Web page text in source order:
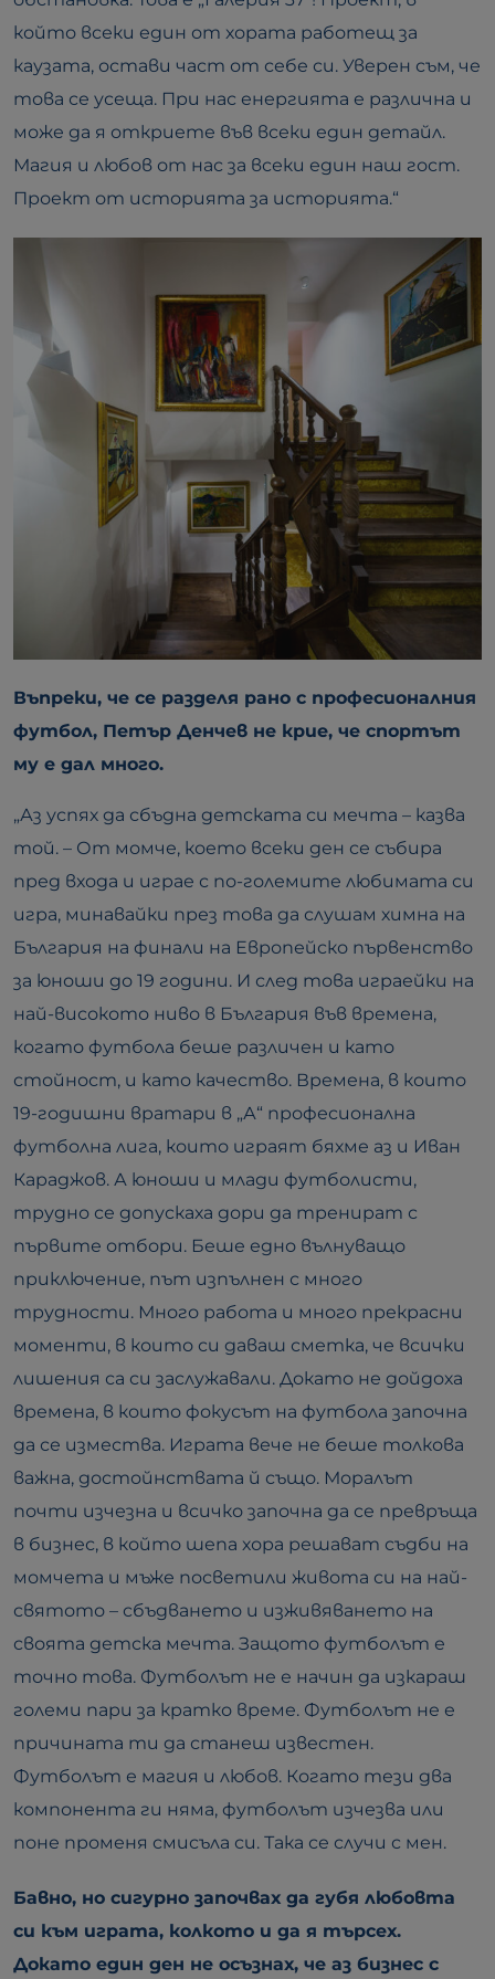
който всеки един от хората работещ за
каузата, остави част от себе си. Уверен съм, че
това се усеща. При нас енергията е различна и
може да я откриете във всеки един детайл.
Магия и любов от нас за всеки един наш гост.
Проект от историята за историята.“
Въпреки, че се разделя рано с професионалния
футбол, Петър Денчев не крие, че спортът
му е дал много.
„Аз успях да сбъдна детската си мечта – казва
той. – От момче, което всеки ден се събира
пред входа и играе с по-големите любимата си
игра, минавайки през това да слушам химна на
България на финали на Европейско първенство
за юноши до 19 години. И след това играейки на
най-високото ниво в България във времена,
когато футбола беше различен и като
стойност, и като качество. Времена, в които
19-годишни вратари в „А“ професионална
футболна лига, които играят бяхме аз и Иван
Караджов. А юноши и млади футболисти,
трудно се допускаха дори да тренират с
първите отбори. Беше едно вълнуващо
приключение, път изпълнен с много
трудности. Много работа и много прекрасни
моменти, в които си даваш сметка, че всички
лишения са си заслужавали. Докато не дойдоха
времена, в които фокусът на футбола започна
да се измества. Играта вече не беше толкова
важна, достойнствата й също. Моралът
почти изчезна и всичко започна да се превръща
в бизнес, в който шепа хора решават съдби на
момчета и мъже посветили живота си на най-
святото – сбъдването и изживяването на
своята детска мечта. Защото футболът е
точно това. Футболът не е начин да изкараш
големи пари за кратко време. Футболът не е
причината ти да станеш известен.
Футболът е магия и любов. Когато тези два
компонента ги няма, футболът изчезва или
поне променя смисъла си. Така се случи с мен.
Бавно, но сигурно започвах да губя любовта
си към играта, колкото и да я търсех.
Докато един ден не осъзнах, че аз бизнес с